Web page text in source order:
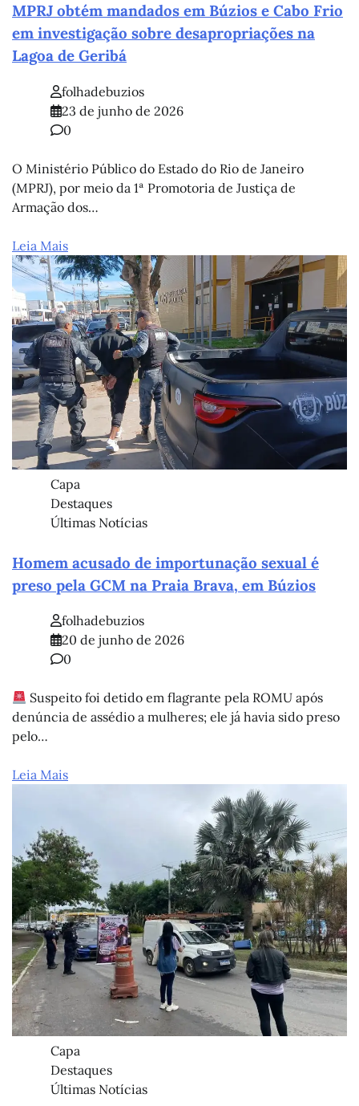
MPRJ obtém mandados em Búzios e Cabo Frio
em investigação sobre desapropriações na
Lagoa de Geribá
folhadebuzios
23 de junho de 2026
0
O Ministério Público do Estado do Rio de Janeiro
(MPRJ), por meio da 1ª Promotoria de Justiça de
Armação dos…
Leia Mais
Capa
Destaques
Últimas Notícias
Homem acusado de importunação sexual é
preso pela GCM na Praia Brava, em Búzios
folhadebuzios
20 de junho de 2026
0
Suspeito foi detido em flagrante pela ROMU após
denúncia de assédio a mulheres; ele já havia sido preso
pelo…
Leia Mais
Capa
Destaques
Últimas Notícias